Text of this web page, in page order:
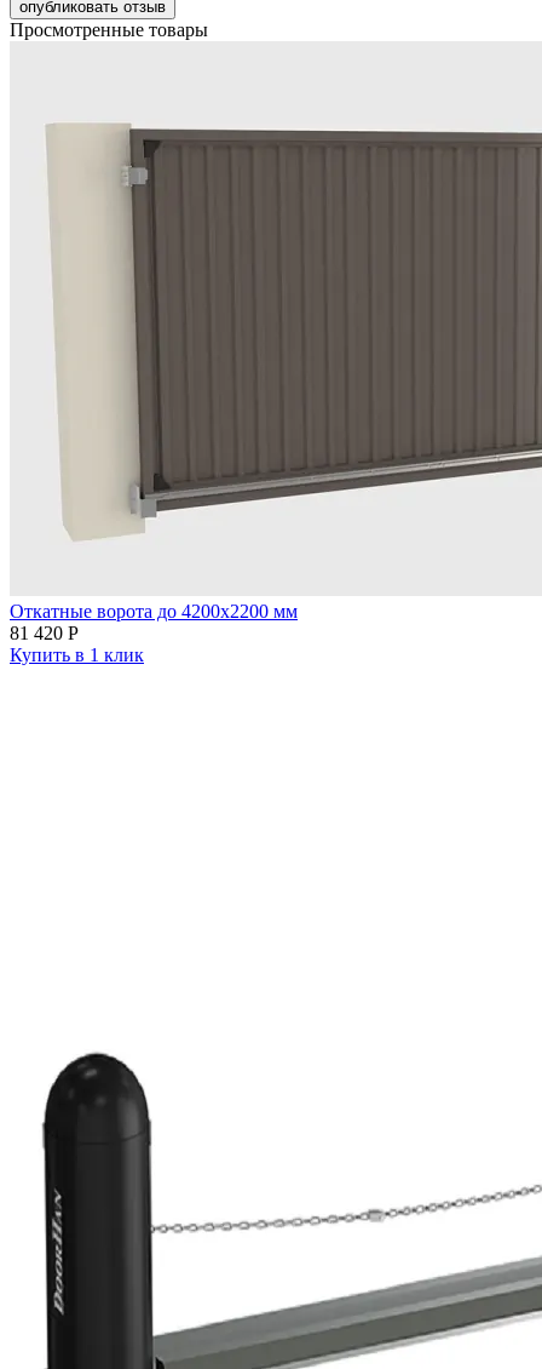
опубликовать отзыв
Просмотренные товары
Откатные ворота до 4200х2200 мм
81 420 Р
Купить в 1 клик